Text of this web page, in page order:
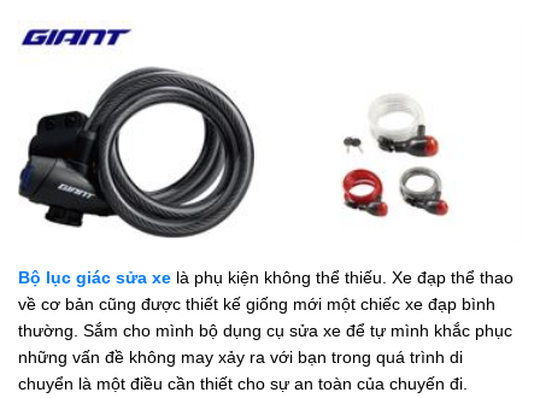
Bộ lục giác sửa xe là phụ kiện không thể thiếu. Xe đạp thể thao
về cơ bản cũng được thiết kế giống mới một chiếc xe đạp bình
thường. Sắm cho mình bộ dụng cụ sửa xe để tự mình khắc phục
những vấn đề không may xảy ra với bạn trong quá trình di
chuyển là một điều cần thiết cho sự an toàn của chuyến đi.